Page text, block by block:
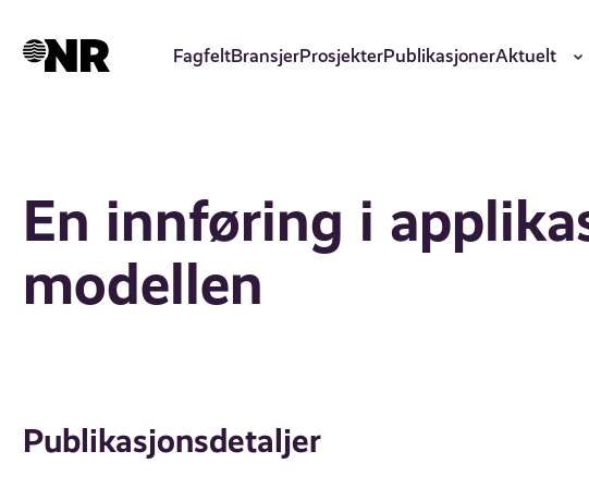
hovedinnhold
FagfeltBransjerProsjekterPublikasjonerAktuelt
En innføring i
modellen
Publikasjonsdetaljer